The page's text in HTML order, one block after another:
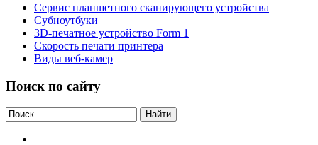
Сервис планшетного сканирующего устройства
Субноутбуки
3D-печатное устройство Form 1
Скорость печати принтера
Виды веб-камер
Поиск по сайту
Найти